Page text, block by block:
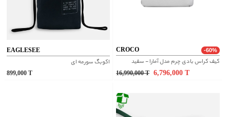
EAGLESEE
اکوبگ سورمه ای
899,000
CROCO -60%
کیف کراس بادی چرم مدل آمارا - سفید
16,990,000 T 6,796,000